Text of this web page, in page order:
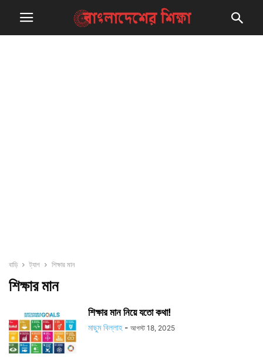
বাড়ি ট্যাগ শিক্ষার মান
শিক্ষার মান
শিক্ষার মান নিয়ে যতো কথা!
মাছুম বিল্লাহ - আগস্ট 18, 2025